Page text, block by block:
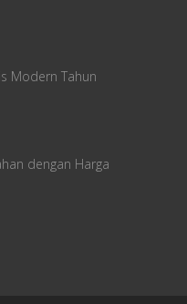
Modern Tahun
dengan Harga